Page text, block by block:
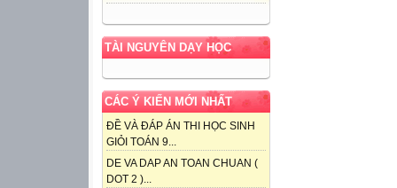
TÀI NGUYÊN DẠY HỌC
CÁC Ý KIẾN MỚI NHẤT
ĐỀ VÀ ĐÁP ÁN THI HỌC SINH
GIỎI TOÁN 9...
DE VA DAP AN TOAN CHUAN (
DOT 2 )...